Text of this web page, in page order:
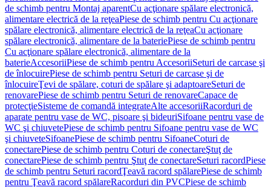
de schimb pentru Montaj aparentCu acţionare spălare electronică,
alimentare electrică de la reţeaPiese de schimb pentru Cu acţionare
spălare electronică, alimentare electrică de la reţeaCu acţionare
spălare electronică, alimentare de la bateriePiese de schimb pentru
Cu acţionare spălare electronică, alimentare de la
baterieAccesoriiPiese de schimb pentru AccesoriiSeturi de carcase şi
de înlocuirePiese de schimb pentru Seturi de carcase şi de
înlocuireŢevi de spălare, coturi de spălare şi adaptoareSeturi de
renovarePiese de schimb pentru Seturi de renovareCapace de
protecţieSisteme de comandă integrateAlte accesoriiRacorduri de
aparate pentru vase de WC, pisoare şi bideuriSifoane pentru vase de
WC şi chiuvetePiese de schimb pentru Sifoane pentru vase de WC
şi chiuveteSifoanePiese de schimb pentru SifoaneCoturi de
conectarePiese de schimb pentru Coturi de conectareŞtuţ de
conectarePiese de schimb pentru Ştuţ de conectareSeturi racordPiese
de schimb pentru Seturi racordŢeavă racord spălarePiese de schimb
pentru Ţeavă racord spălareRacorduri din PVCPiese de schimb